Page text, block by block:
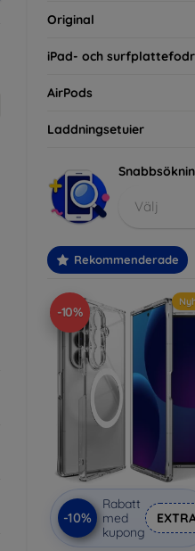
Original
iPad- och
AirPods
Laddningsetuier
Välj
Rekommenderade
-10%
-10%
Rabatt
med
kupong